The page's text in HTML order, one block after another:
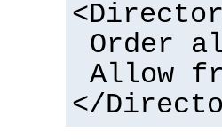
Order
Allow
</